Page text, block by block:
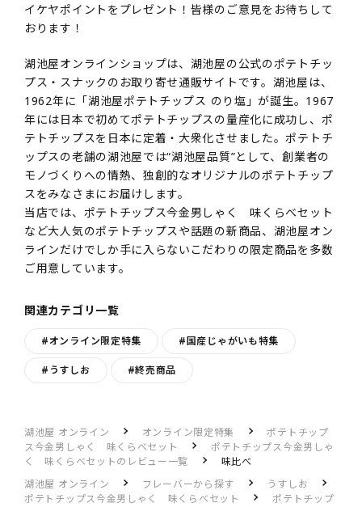
イケヤポイントをプレゼント！皆様のご意見をお待ちして
おります！
湖池屋オンラインショップは、湖池屋の公式のポテトチッ
プス・スナックのお取り寄せ通販サイトです。湖池屋は、
1962年に「湖池屋ポテトチップス のり塩」が誕生。1967
年には日本で初めてポテトチップスの量産化に成功し、ポ
テトチップスを日本に定着・大衆化させました。ポテトチ
ップスの老舗の湖池屋では“湖池屋品質”として、創業者の
モノづくりへの情熱、独創的なオリジナルのポテトチップ
スをみなさまにお届けします。
当店では、ポテトチップス今金男しゃく 味くらべセット
など大人気のポテトチップスや話題の新商品、湖池屋オン
ラインだけでしか手に入らないこだわりの限定商品を多数
ご用意しています。
関連カテゴリ一覧
#オンライン限定特集 #国産じゃがいも特集
#うすしお #終売商品
湖池屋 オンライン オンライン限定特集
ポテトチップ
ス今金男しゃく 味くらべセット
ポテトチップス今金男しゃ
く 味くらべセットのレビュー一覧
味比べ
湖池屋 オンライン
フレーバーから探す
うすしお
ポテトチップス今金男しゃく 味くらべセット
ポテトチップ